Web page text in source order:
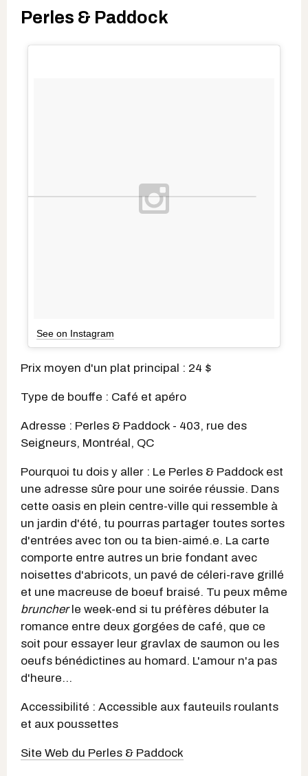
Perles & Paddock
See on Instagram
Prix moyen d'un plat principal : 24 $
Type de bouffe : Café et apéro
Adresse : Perles & Paddock - 403, rue des
Seigneurs, Montréal, QC
Pourquoi tu dois y aller : Le Perles & Paddock est
une adresse sûre pour une soirée réussie. Dans
cette oasis en plein centre-ville qui ressemble à
un jardin d'été, tu pourras partager toutes sortes
d'entrées avec ton ou ta bien-aimé.e. La carte
comporte entre autres un brie fondant avec
noisettes d'abricots, un pavé de céleri-rave grillé
et une macreuse de boeuf braisé. Tu peux même
bruncherle week-end si tu préfères débuter la
romance entre deux gorgées de café, que ce
soit pour essayer leur gravlax de saumon ou les
oeufs bénédictines au homard. L'amour n'a pas
d'heure...
Accessibilité : Accessible aux fauteuils roulants
et aux poussettes
Site Web du Perles & Paddock